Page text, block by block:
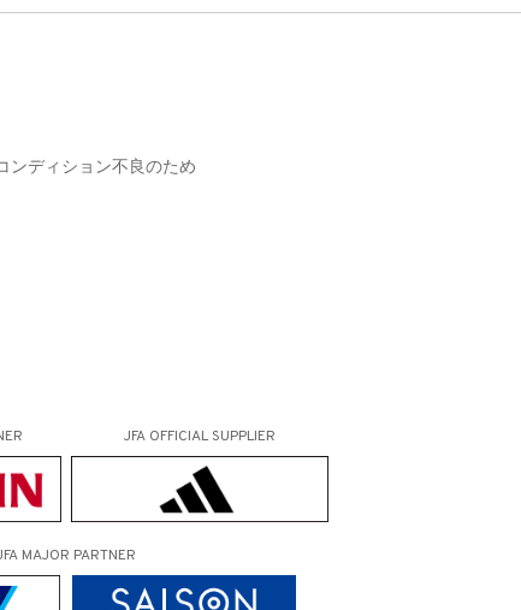
ディション不良のため
JFA OFFICIAL SUPPLIER
MAJOR PARTNER